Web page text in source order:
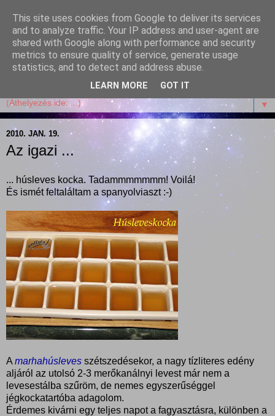
Garffyka
Szösszenetek a konyhámból, az életemből. Mosollyal,
receptekkel, vidámsággal, marcipánnal, csokival.
▼
2010. JAN. 19.
Az igazi ...
... húsleves kocka. Tadammmmmmm! Voilá!
És ismét feltaláltam a spanyolviaszt :-)
A marhahúsleves szétszedésekor, a nagy tízliteres edény
aljáról az utolsó 2-3 merőkanálnyi levest már nem a
levesestálba szűröm, de nemes egyszerűséggel
jégkockatartóba adagolom.
Érdemes kivárni egy teljes napot a fagyasztásra, különben a
This site uses cookies from Google to deliver its services
and to analyze traffic. Your IP address and user-agent are
shared with Google along with performance and security
metrics to ensure quality of service, generate usage
statistics, and to detect and address abuse.
LEARN MORE GOT IT